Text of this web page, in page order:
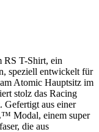
RS T-Shirt, ein
speziell entwickelt für
Atomic Hauptsitz im
stolz das Racing
Gefertigt aus einer
Modal, einem super
die aus